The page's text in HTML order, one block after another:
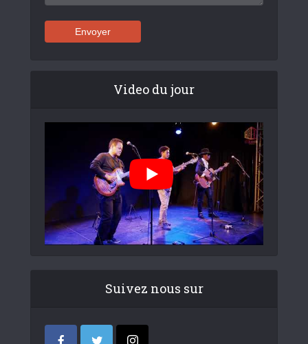
Video du jour
Suivez nous sur